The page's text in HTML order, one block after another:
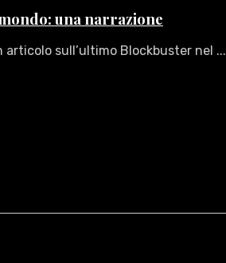
una narrazione
sull’ultimo Blockbuster nel ...